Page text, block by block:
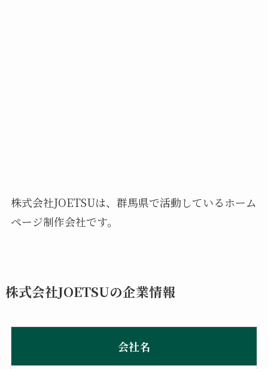
株式会社JOETSUは、群馬県で活動しているホーム
ページ制作会社です。
株式会社JOETSUの企業情報
会社名